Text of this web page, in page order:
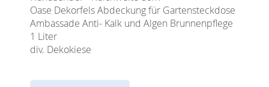
Oase Dekorfels Abdeckung für Gartensteckdose
Ambassade Anti- Kalk und Algen Brunnenpflege
1 Liter
div. Dekokiese